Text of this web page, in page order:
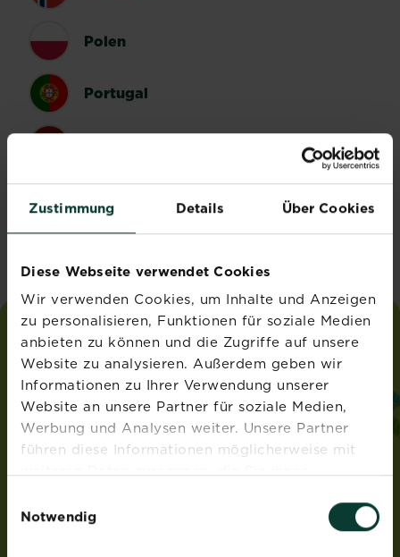
Zustimmung Details Über Cookies
Diese Webseite verwendet Cookies
Wir verwenden Cookies, um Inhalte und Anzeigen
zu personalisieren, Funktionen für soziale Medien
anbieten zu können und die Zugriffe auf unsere
Website zu analysieren. Außerdem geben wir
Informationen zu Ihrer Verwendung unserer
Website an unsere Partner für soziale Medien,
Werbung und Analysen weiter. Unsere Partner
führen diese Informationen möglicherweise mit
weiteren Daten zusammen, die Sie ihnen
Nutzung der Dienste gesammelt haben.
Notwendig
Polen
Portugal
liebedeinengarten
von Substral®
ADRESSE
Evergreen Garden Care Österreich GmbH
Franz-Brötzner-Straße 11-13
ROUNDUP® und Osmocote® sind eingetragene Marken